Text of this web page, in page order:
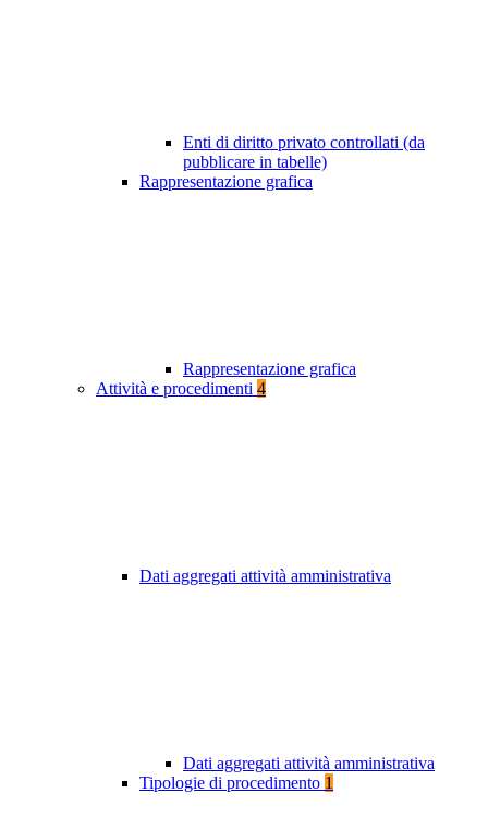
Enti di diritto privato controllati (da
pubblicare in tabelle)
Rappresentazione grafica
Rappresentazione grafica
Attività e procedimenti 4
Dati aggregati attività amministrativa
Dati aggregati attività amministrativa
Tipologie di procedimento 1